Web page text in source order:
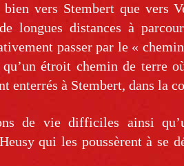
vers Stembert que vers
longues distances à
passer par le «
étroit chemin de terre
enterrés à Stembert, dans la
de vie difficiles ainsi
qui les poussèrent à se